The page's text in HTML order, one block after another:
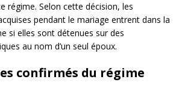
régime. Selon cette décision, les
pendant le mariage entrent dans la
si elles sont détenues sur des
au nom d’un seul époux.
confirmés du régime